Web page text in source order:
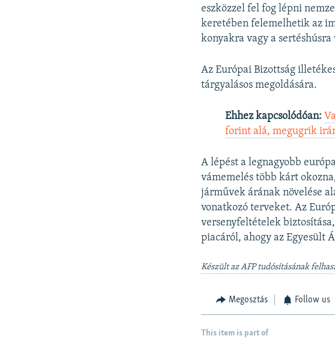
eszközzel fel fog lépni
keretében felemelhetik az
konyakra vagy a sertéshúsra
Az Európai Bizottság
tárgyalásos megoldására.
Ehhez kapcsolódóan:
forint alá, megugrik
A lépést a legnagyobb
vámemelés több kárt
járművek árának növelése
vonatkozó terveket. Az
versenyfeltételek
piacáról, ahogy az Egyesült
Készült az AFP tudósításának
Megosztás Follow us
This item is part of